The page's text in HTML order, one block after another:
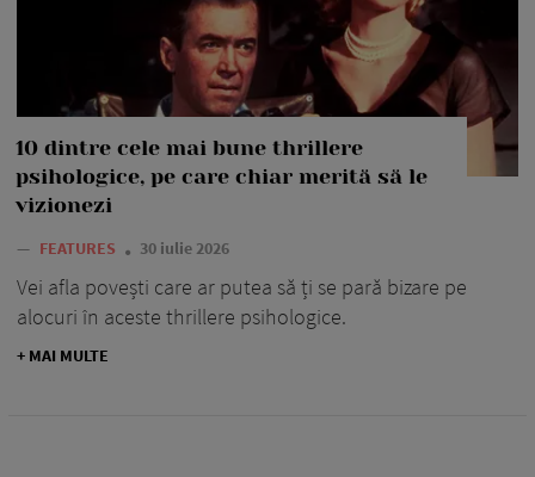
10 dintre cele mai bune thrillere
psihologice, pe care chiar merită să le
vizionezi
— FEATURES 30 iulie 2026
Vei afla povești care ar putea să ți se pară bizare pe
alocuri în aceste thrillere psihologice.
+ MAI MULTE